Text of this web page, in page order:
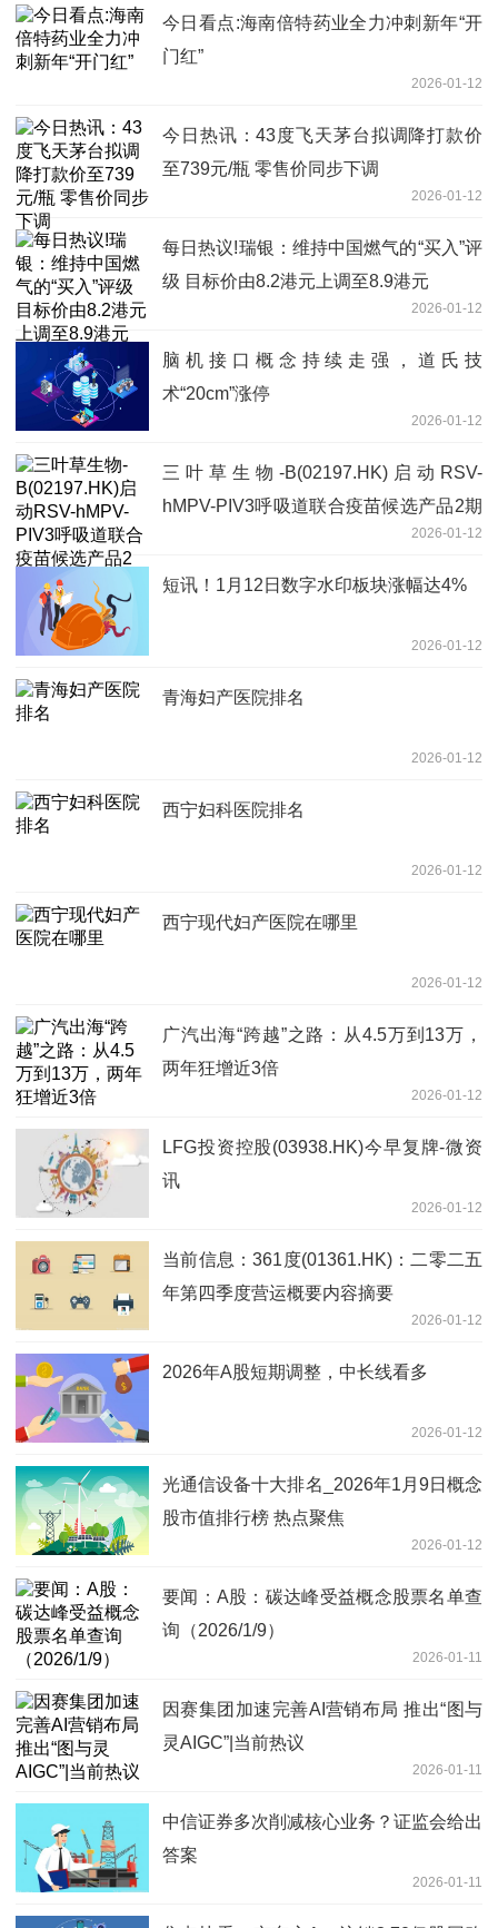
今日看点:海南倍特药业全力冲刺新年“开
门红”
2026-01-12
今日热讯：43度飞天茅台拟调降打款价
至739元/瓶 零售价同步下调
2026-01-12
每日热议!瑞银：维持中国燃气的“买入”评
级 目标价由8.2港元上调至8.9港元
2026-01-12
脑机接口概念持续走强，道氏技
术“20cm”涨停
2026-01-12
三叶草生物-B(02197.HK)启动RSV-
hMPV-PIV3呼吸道联合疫苗候选产品2期
2026-01-12
短讯！1月12日数字水印板块涨幅达4%
2026-01-12
青海妇产医院排名
2026-01-12
西宁妇科医院排名
2026-01-12
西宁现代妇产医院在哪里
2026-01-12
广汽出海“跨越”之路：从4.5万到13万，
两年狂增近3倍
2026-01-12
LFG投资控股(03938.HK)今早复牌-微资
讯
2026-01-12
当前信息：361度(01361.HK)：二零二五
年第四季度营运概要内容摘要
2026-01-12
2026年A股短期调整，中长线看多
2026-01-12
光通信设备十大排名_2026年1月9日概念
股市值排行榜 热点聚焦
2026-01-12
要闻：A股：碳达峰受益概念股票名单查
询（2026/1/9）
2026-01-11
因赛集团加速完善AI营销布局 推出“图与
灵AIGC”|当前热议
2026-01-11
中信证券多次削减核心业务？证监会给出
答案
2026-01-11